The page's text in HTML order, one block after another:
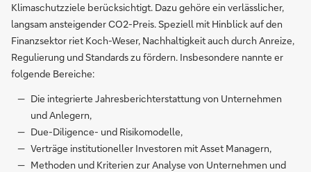
Klimaschutzziele berücksichtigt. Dazu gehöre ein verlässlicher,
langsam ansteigender CO2-Preis. Speziell mit Hinblick auf den
Finanzsektor riet Koch-Weser, Nachhaltigkeit auch durch Anreize,
Regulierung und Standards zu fördern. Insbesondere nannte er
folgende Bereiche:
Die integrierte Jahresberichterstattung von Unternehmen
und Anlegern,
Due-Diligence- und Risikomodelle,
Verträge institutioneller Investoren mit Asset Managern,
Methoden und Kriterien zur Analyse von Unternehmen und